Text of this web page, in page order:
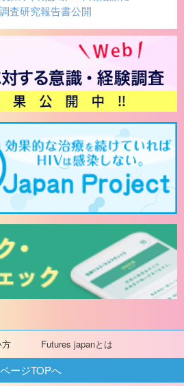
Futures japanとは
査研究報告書公開
ページTOPへ